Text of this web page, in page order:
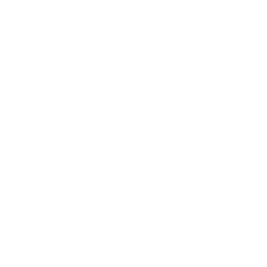
en el servicio